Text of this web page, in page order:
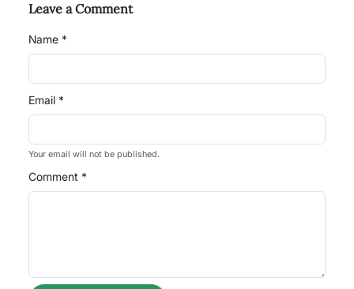
Leave a Comment
Name *
Email *
Your email will not be published.
Comment *